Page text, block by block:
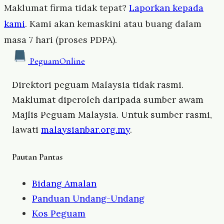
Maklumat firma tidak tepat? Laporkan kepada
kami. Kami akan kemaskini atau buang dalam
masa 7 hari (proses PDPA).
PeguamOnline
Direktori peguam Malaysia tidak rasmi.
Maklumat diperoleh daripada sumber awam
Majlis Peguam Malaysia. Untuk sumber rasmi,
lawati malaysianbar.org.my.
Pautan Pantas
Bidang Amalan
Panduan Undang-Undang
Kos Peguam